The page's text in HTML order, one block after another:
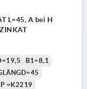
L=45, A bei H
B1=8,1
=K2219